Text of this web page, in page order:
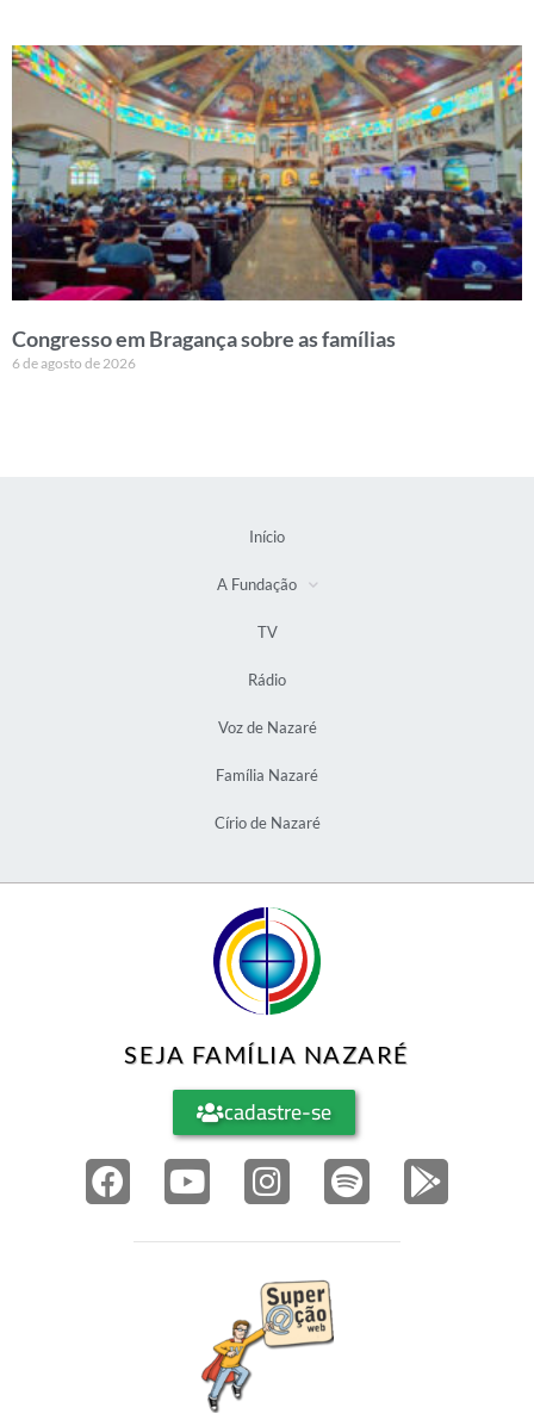
Congresso em Bragança sobre as famílias
6 de agosto de 2026
Início
A Fundação
TV
Rádio
Voz de Nazaré
Família Nazaré
Círio de Nazaré
SEJA FAMÍLIA NAZARÉ
cadastre-se